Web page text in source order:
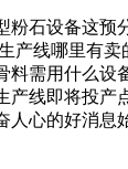
粉石设备这预
产线哪里有卖
料需用什么设
产线即将投产
人心的好消息